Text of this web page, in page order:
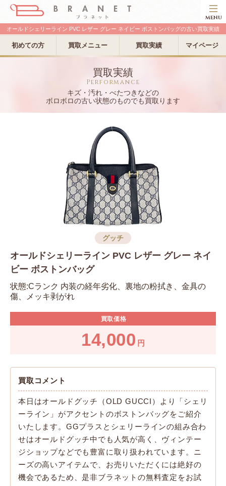
MENU
初めての方 買取メニュー 買取実績 マイページ
オールドシェリーライン PVC レザー グレー ネイビー ボストンバッグの古い買取実績
買取実績
Performance
キズ・汚れ・べたつきなどの
ボロボロの古い状態のものでも買取ります
グッチ
オールドシェリーライン PVC レザー グレー ネイ
ビー ボストンバッグ
状態:Cランク 内装の経年劣化、裏地の粉拭き、金具の
傷、メッキ剥がれ
買取価格
14,000 円
買取コメント
本日はオールドグッチ（OLD GUCCI）より「シェリ
ーライン」がアクセントのボストンバッグをご紹介
いたします。GGプラスとシェリーラインの組み合わ
せはオールドグッチ中でも人気が高く、ヴィンテー
ジショップなどでも豊富に取り扱われています。ニ
ーズの高いアイテムで、お売りいただくには絶好の
機会であるため、是非ブラネットの無料査定をお試